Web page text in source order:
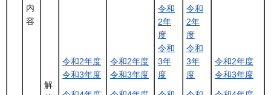
内
容
解
令和2年度
令和3年度
令和2年度
令和3年度
令和
2年
度
令和
3年
度
令和
2年
度
令和
3年
度
令和2年度
令和3年度